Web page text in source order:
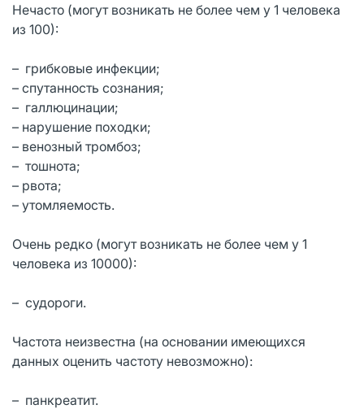
Нечасто (могут возникать не более чем у 1 человека
из 100):
– грибковые инфекции;
– спутанность сознания;
– галлюцинации;
– нарушение походки;
– венозный тромбоз;
– тошнота;
– рвота;
– утомляемость.
Очень редко (могут возникать не более чем у 1
человека из 10000):
– судороги.
Частота неизвестна (на основании имеющихся
данных оценить частоту невозможно):
– панкреатит.